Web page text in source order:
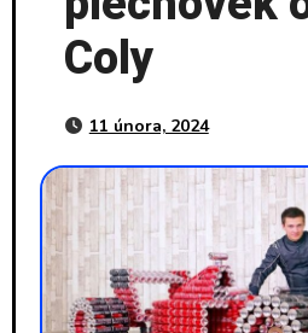
Coly
11 února, 2024